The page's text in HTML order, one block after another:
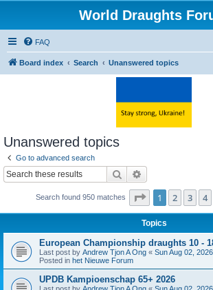
World Draughts
FAQ
Board index Search Unanswered topics
Unanswered topics
Go to advanced search
Search
Search found 950 matches Page 1of 38
1 2 3 4
Topics
European Championship draughts 10 -
Last post by Andrew Tjon A Ong « Sun Aug 02,
Posted in het Nieuwe Forum
UPDB Kampioenschap 65+ 2026